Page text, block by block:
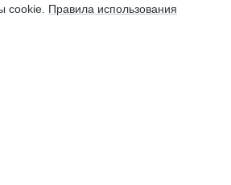
cookie. Правила использования